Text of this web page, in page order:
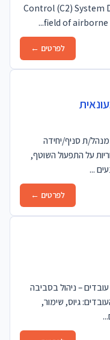
Control (C2) System
field of airborne
לפרטים ←
ת סניף/יחידה
על התפעול השוטף,
...
לפרטים ←
עובדים – ניהול בסביבה
גיוס, שימור,